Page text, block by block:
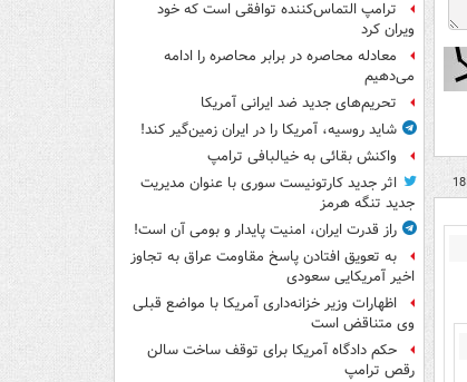
ترامپ التماس‌کننده توافقی است که خود
ویران کرد
معادله محاصره در برابر محاصره را ادامه
می‌دهیم
تحریم‌های جدید ضد ایرانی آمریکا
شاید روسیه، آمریکا را در ایران زمین‌گیر کند!
واکنش بقائی به خیالبافی ترامپ
اثر جدید کارتونیست سوری با عنوان مدیریت
جدید تنگه هرمز
راز قدرت ایران، امنیت پایدار و بومی آن است!
به تعویق افتادن پاسخ مقاومت عراق به تجاوز
اخیر آمریکایی سعودی
اظهارات وزیر خزانه‌داری آمریکا با مواضع قبلی
وی متناقض است
حکم دادگاه آمریکا برای توقف ساخت سالن
رقص ترامپ